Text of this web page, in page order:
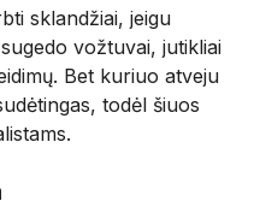
sklandžiai, jeigu
vožtuvai, jutikliai
Bet kuriuo atveju
todėl šiuos